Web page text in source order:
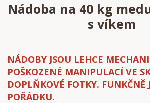
Nádoba na 40 kg
s víkem
NÁDOBY JSOU LEHCE
POŠKOZENÉ MANIPULACÍ VE
DOPLŇKOVÉ FOTKY. FUNKČNĚ
POŘÁDKU.